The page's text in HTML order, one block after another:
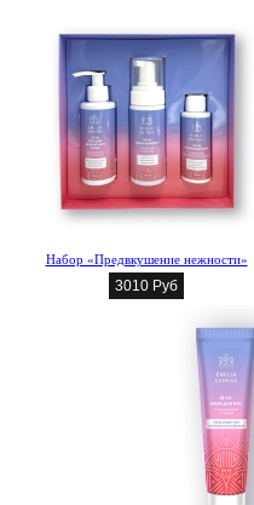
Набор «Предвкушение нежности»
3010 Руб